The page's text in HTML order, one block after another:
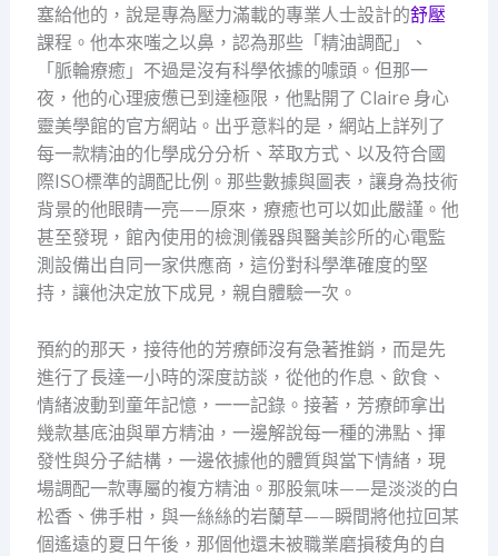
塞給他的，說是專為壓力滿載的專業人士設計的舒壓
課程。他本來嗤之以鼻，認為那些「精油調配」、
「脈輪療癒」不過是沒有科學依據的噱頭。但那一
夜，他的心理疲憊已到達極限，他點開了 Claire 身心
靈美學館的官方網站。出乎意料的是，網站上詳列了
每一款精油的化學成分分析、萃取方式、以及符合國
際ISO標準的調配比例。那些數據與圖表，讓身為技術
背景的他眼睛一亮——原來，療癒也可以如此嚴謹。他
甚至發現，館內使用的檢測儀器與醫美診所的心電監
測設備出自同一家供應商，這份對科學準確度的堅
持，讓他決定放下成見，親自體驗一次。
預約的那天，接待他的芳療師沒有急著推銷，而是先
進行了長達一小時的深度訪談，從他的作息、飲食、
情緒波動到童年記憶，一一記錄。接著，芳療師拿出
幾款基底油與單方精油，一邊解說每一種的沸點、揮
發性與分子結構，一邊依據他的體質與當下情緒，現
場調配一款專屬的複方精油。那股氣味——是淡淡的白
松香、佛手柑，與一絲絲的岩蘭草——瞬間將他拉回某
個遙遠的夏日午後，那個他還未被職業磨損稜角的自